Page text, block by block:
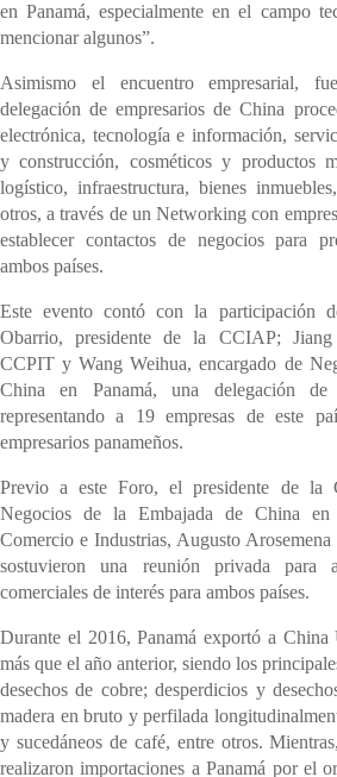
en Panamá, especialmente en el campo
mencionar algunos”.
Asimismo el encuentro empresarial,
delegación de empresarios de China
electrónica, tecnología e información,
y construcción, cosméticos y productos
logístico, infraestructura, bienes
otros, a través de un Networking con
establecer contactos de negocios para
ambos países.
Este evento contó con la participación
Obarrio, presidente de la CCIAP;
CCPIT y Wang Weihua, encargado de
China en Panamá, una delegación de
representando a 19 empresas de este
empresarios panameños.
Previo a este Foro, el presidente de la
Negocios de la Embajada de China
Comercio e Industrias, Augusto
sostuvieron una reunión privada para
comerciales de interés para ambos países.
Durante el 2016, Panamá exportó a
más que el año anterior, siendo los
desechos de cobre; desperdicios y
madera en bruto y perfilada
y sucedáneos de café, entre otros.
realizaron importaciones a Panamá por el